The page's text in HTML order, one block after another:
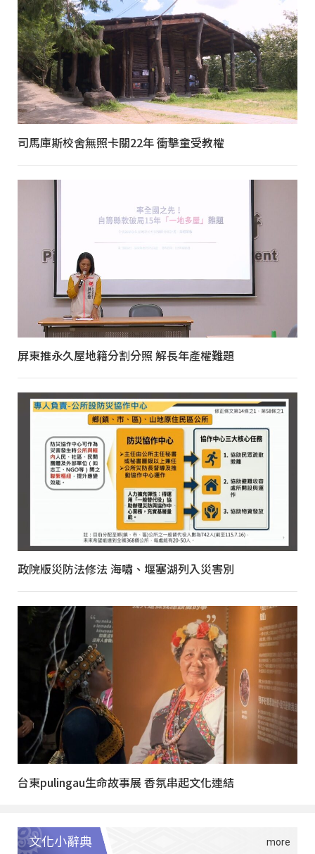
司馬庫斯校舍無照卡關22年 衝擊童受教權
屏東推永久屋地籍分割分照 解長年產權難題
政院版災防法修法 海嘯、堰塞湖列入災害別
台東pulingau生命故事展 香氛串起文化連結
文化小辭典